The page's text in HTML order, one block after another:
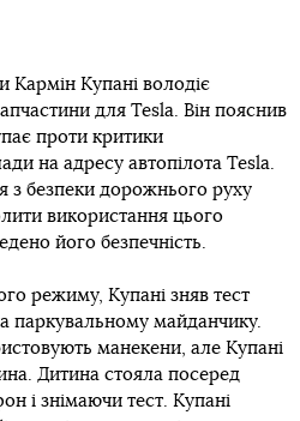
Кармін Купані володіє
для Tesla. Він пояснив
проти критики
на адресу автопілота Tesla.
з безпеки дорожнього руху
використання цього
його безпечність.
режиму, Купані зняв тест
паркувальному майданчику.
манекени, але Купані
Дитина стояла посеред
і знімаючи тест. Купані